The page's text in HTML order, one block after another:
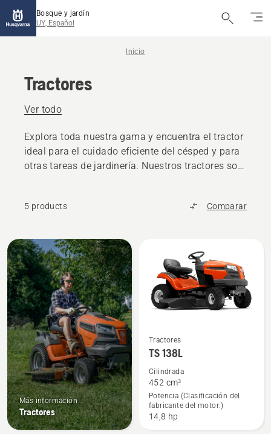
Bosque y jardín
UY, Español
Inicio
Tractores
Ver todo
Explora toda nuestra gama y encuentra el tractor
ideal para el cuidado eficiente del césped y para
otras tareas de jardinería. Nuestros tractores son
5 products Comparar
All
products
Más información
Tractores
Ver
más
detalles
sobre
TS 138L
Tractores
TS 138L
Cilindrada
452 cm³
Potencia (Clasificación del
fabricante del motor.)
14,8 hp